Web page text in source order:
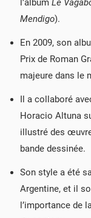
l’album Le
Mendigo).
En 2009, son
Prix de Roman
majeure dans le
Il a collaboré
Horacio Altuna
illustré des
bande dessinée.
Son style a été
Argentine, et il
l’importance de